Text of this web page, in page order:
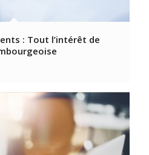
: Tout l’intérêt de